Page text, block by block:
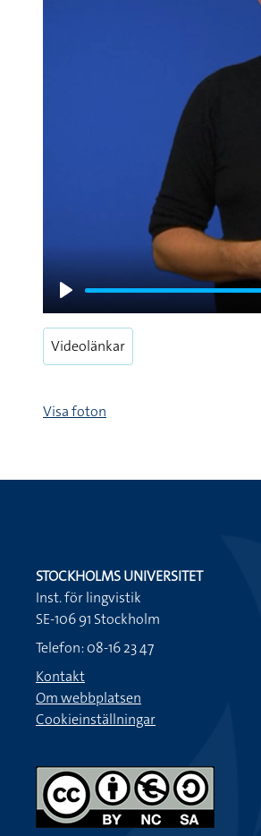
Play
Videolänkar
Visa foton
STOCKHOLMS UNIVERSITET
Inst. för lingvistik
SE-106 91 Stockholm
Telefon: 08-16 23 47
Kontakt
Om webbplatsen
Cookieinställningar